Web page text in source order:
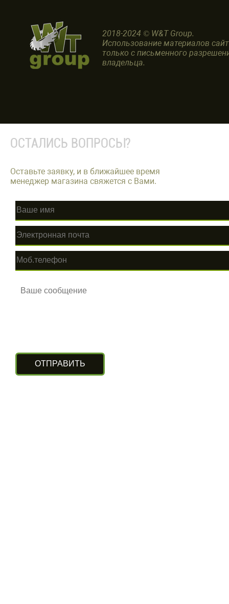
2018-2024 © W&T Group.
Использование материалов
только с письменного
владельца.
ОСТАЛИСЬ ВОПРОСЫ?
Оставьте заявку, и в ближайшее время
менеджер магазина свяжется с Вами.